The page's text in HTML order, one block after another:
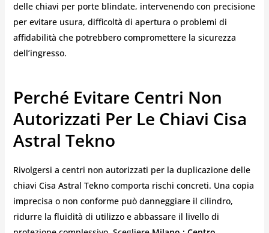
delle chiavi per porte blindate, intervenendo con precisione
per evitare usura, difficoltà di apertura o problemi di
affidabilità che potrebbero compromettere la sicurezza
dell’ingresso.
Perché Evitare Centri Non
Autorizzati Per Le Chiavi Cisa
Astral Tekno
Rivolgersi a centri non autorizzati per la duplicazione delle
chiavi Cisa Astral Tekno comporta rischi concreti. Una copia
imprecisa o non conforme può danneggiare il cilindro,
ridurre la fluidità di utilizzo e abbassare il livello di